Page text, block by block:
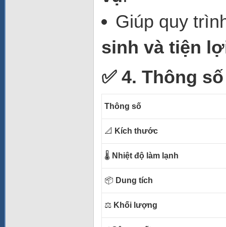
Giúp quy
sinh và tiện
✅ 4. Thông
Thông số
📐 Kích thước
🌡 Nhiệt độ làm lạnh
📦 Dung tích
⚖️ Khối lượng